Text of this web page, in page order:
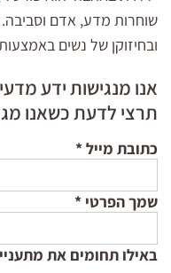
שוחרות מדע, אדם וסביבה.
ובחיזוקן של נשים
אנו מנגישות ידע
תרצי לדעת כשאנו
כתובת מייל*
שמך הפרטי *
באילו תחומים את